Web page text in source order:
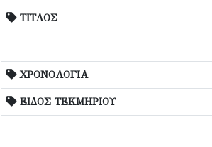
ΤΙΤΛΟΣ
ΧΡΟΝΟΛΟΓΙΑ
ΕΙΔΟΣ ΤΕΚΜΗΡΙΟΥ